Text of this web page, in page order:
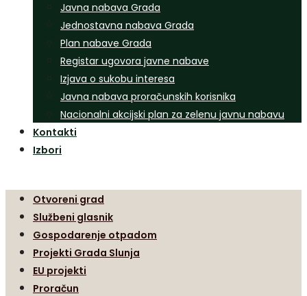
Javna nabava Grada
Jednostavna nabava Grada
Plan nabave Grada
Registar ugovora javne nabave
Izjava o sukobu interesa
Javna nabava proračunskih korisnika
Nacionalni akcijski plan za zelenu javnu nabavu
Kontakti
Izbori
Otvoreni grad
Službeni glasnik
Gospodarenje otpadom
Projekti Grada Slunja
EU projekti
Proračun